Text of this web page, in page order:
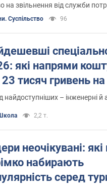
на звільнення від служби
Суспільство 96
які напрями
23 тисяч гривень на
найдоступніших – інженерні й
2,2 т.
неочікувані: які
набирають
серед